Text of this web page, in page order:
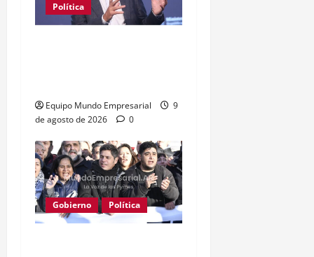
Política
Equipo Mundo Empresarial
9
de agosto de 2026
0
Gobierno Política